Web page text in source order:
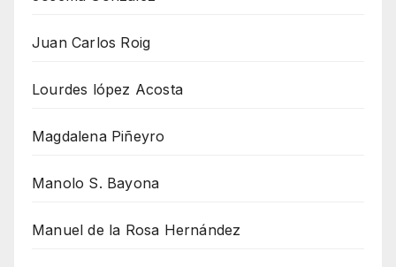
Juan Carlos Roig
Lourdes lópez Acosta
Magdalena Piñeyro
Manolo S. Bayona
Manuel de la Rosa Hernández